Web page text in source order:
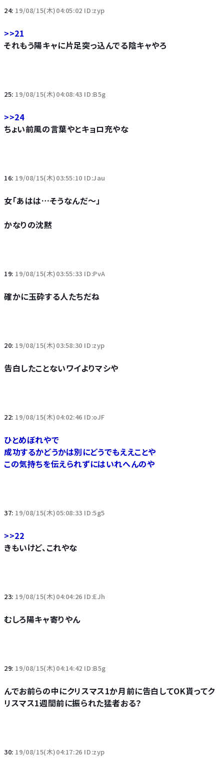
24: 19/08/15(木)04:05:02 ID:zyp
>>21
それもう陽キャに片足突っ込んでる陰キャやろ
25: 19/08/15(木)04:08:43 ID:B5g
>>24
ちょい前風の言葉やとキョロ充やな
16: 19/08/15(木)03:55:10 ID:Jau
女「あはは…そうなんだ～」
かなりの沈黙
19: 19/08/15(木)03:55:33 ID:PvA
確かに玉砕する人たちだね
20: 19/08/15(木)03:58:30 ID:zyp
告白したことないワイよりマシや
22: 19/08/15(木)04:02:46 ID:oJF
ひとめぼれやで
成功するかどうかは別にどうでもええことや
この気持ちを伝えられずにはいれへんのや
37: 19/08/15(木)05:08:33 ID:5g5
>>22
きもいけど、これやな
23: 19/08/15(木)04:04:26 ID:EJh
むしろ陽キャ寄りやん
29: 19/08/15(木)04:14:42 ID:B5g
んでお前らの中にクリスマス1か月前に告白してOK貰ってク
リスマス1週間前に振られた猛者おる？
30: 19/08/15(木)04:17:26 ID:zyp